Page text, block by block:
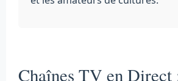
Chaînes TV en Direct